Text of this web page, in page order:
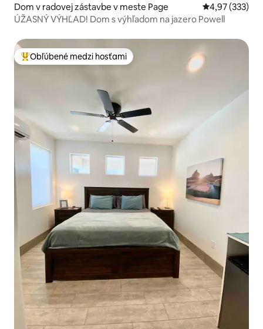
Dom v radovej zástavbe v meste Page Priemerné
4,97 (333)
ÚŽASNÝ VÝHĽAD! Dom s výhľadom na jazero Powell
Najobľúbenejšie medzi hosťami
Obľúbené medzi hosťami